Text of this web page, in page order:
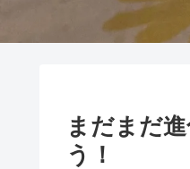
まだまだ
う！